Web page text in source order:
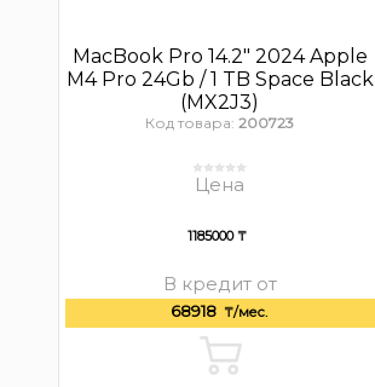
MacBook Pro 14.2″ 2024 Apple
M4 Pro 24Gb / 1 TB Space Black
(MX2J3)
Код товара: 200723
Цена
1185000 ₸
В кредит от
68918 ₸/мес.